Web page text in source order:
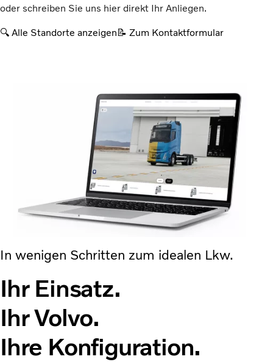
oder schreiben Sie uns hier direkt Ihr Anliegen.
🔍 Alle Standorte anzeigen📝 Zum Kontaktformular
In wenigen Schritten zum idealen Lkw.
Ihr Einsatz.
Ihr Volvo.
Ihre Konfiguration.